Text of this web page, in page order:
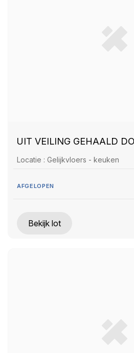
UIT VEILING GEHAALD
Locatie : Gelijkvloers - keuken
AFGELOPEN
Bekijk lot